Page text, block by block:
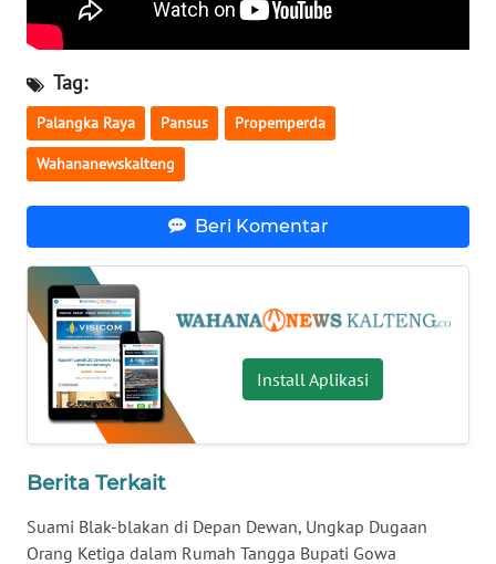
Tag:
Palangka Raya Pansus Propemperda
Wahananewskalteng
Beri Komentar
Install Aplikasi
Berita Terkait
Suami Blak-blakan di Depan Dewan, Ungkap Dugaan
Orang Ketiga dalam Rumah Tangga Bupati Gowa
WN
WN
NUSANTARA
WN
JATIM
WN
BALI
WN
WN
KALTENG